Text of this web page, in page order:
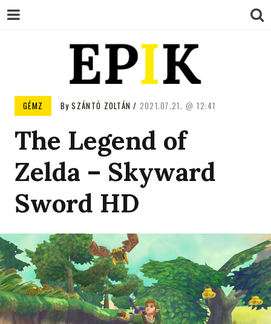
EPIK
GÉMZ BySZÁNTÓ ZOLTÁN 2021.07.21. 12:41
The Legend of
Zelda – Skyward
Sword HD